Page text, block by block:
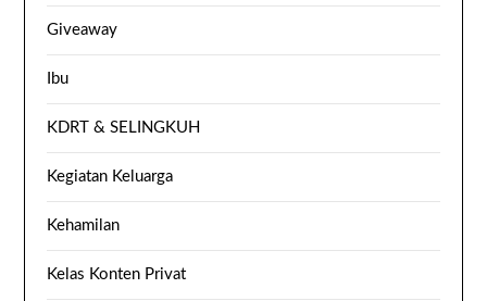
Giveaway
Ibu
KDRT & SELINGKUH
Kegiatan Keluarga
Kehamilan
Kelas Konten Privat